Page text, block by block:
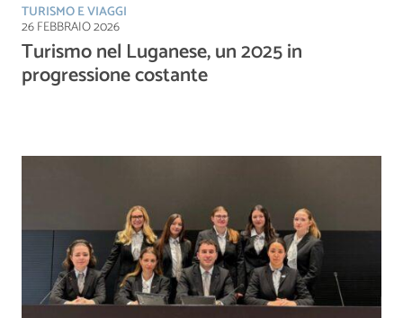
TURISMO E VIAGGI
26 FEBBRAIO 2026
Turismo nel Luganese, un 2025 in
progressione costante